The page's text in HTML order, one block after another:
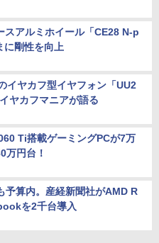
スアルミホイール「CE28 N-p
に剛性を向上
イヤカフ型イヤフォン「UU2
ヤカフマニアが語る
Ti搭載ゲーミングPCが7万
万円台！
予算内。産経新聞社がAMD R
を2千台導入